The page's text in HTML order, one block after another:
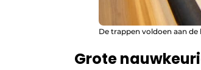
De trappen voldoen aan
Grote